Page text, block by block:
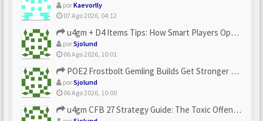
porKaevorlly
07 Ago 2026, 04:12
u4gm + D4 Items Tips: How Smart Players Optimize Gear, Build...
porSjolund
06 Ago 2026, 10:01
POE2 Frostbolt Gemling Builds Get Stronger With u4gm’s Ice C...
porSjolund
06 Ago 2026, 10:00
u4gm CFB 27 Strategy Guide: The Toxic Offensive Scheme Your ...